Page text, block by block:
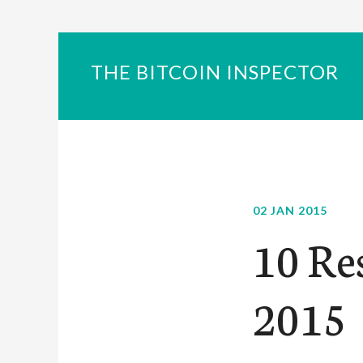
THE BITCOIN INSPECTOR
02 JAN 2015
10
2015